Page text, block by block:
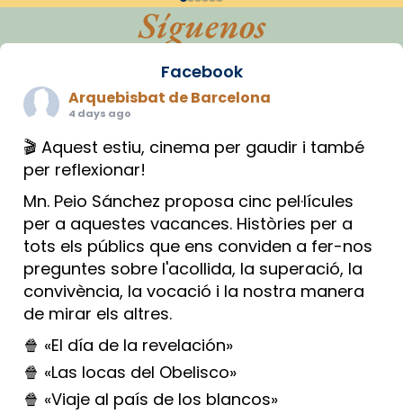
Síguenos
Facebook
Arquebisbat de Barcelona
4 days ago
🎬 Aquest estiu, cinema per gaudir i també
per reflexionar!
Mn. Peio Sánchez proposa cinc pel·lícules
per a aquestes vacances. Històries per a
tots els públics que ens conviden a fer-nos
preguntes sobre l'acollida, la superació, la
convivència, la vocació i la nostra manera
de mirar els altres.
🍿 «El día de la revelación»
🍿 «Las locas del Obelisco»
🍿 «Viaje al país de los blancos»